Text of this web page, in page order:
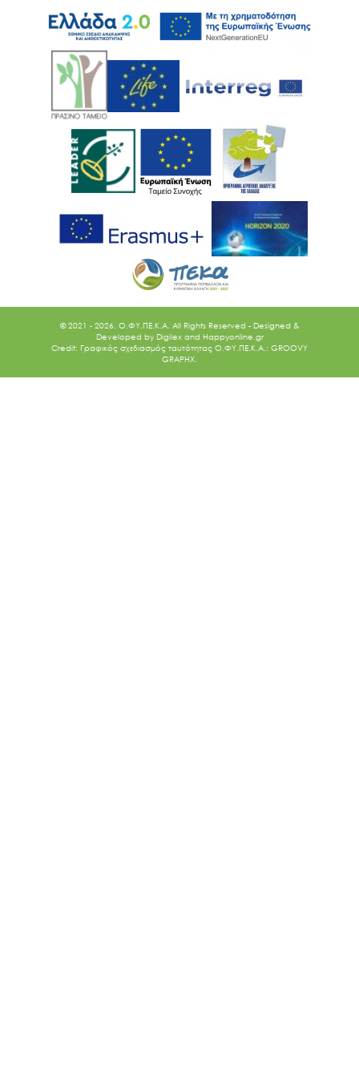
© 2021 - 2026. O.ΦΥ.ΠΕ.Κ.Α. All Rights Reserved - Designed &
Developed by Digilex and Happyonline.gr
Credit: Γραφικός σχεδιασμός ταυτότητας Ο.ΦΥ.ΠΕ.Κ.Α.: GROOVY
GRAPHX.